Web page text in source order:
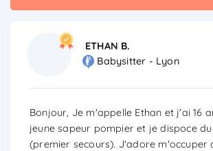
ETHAN B.
Babysitter - Lyon
Bonjour, Je m'appelle Ethan et j'ai 16
jeune sapeur pompier et je dispoce du
(premier secours). J'adore m'occuper